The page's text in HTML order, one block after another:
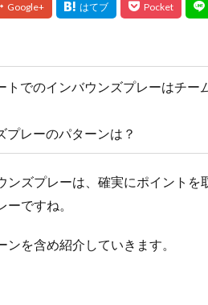
トでのインバウンズプレーはチー
プレーのパターンは？
ンズプレーは、確実にポイントを
ーですね。
を含め紹介していきます。